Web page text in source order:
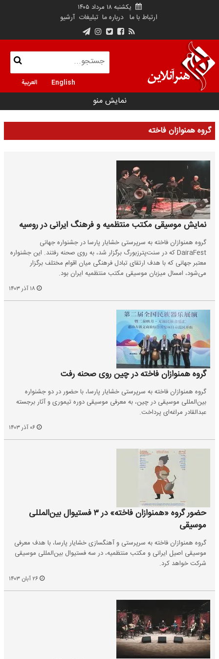
یکشنبه ۱۸ مرداد ۱۴۰۵
ارتباط با ما درباره ما تبلیغات آرشیو
English العربية
نمایش منو
گروه همنوازان فاخته
نمایش موسیقی مکتب منتظمیه و فرهنگ ایرانی در روسیه
گروه همنوازان فاخته به سرپرستی خشایار پارسا در جشنواره جهانی
DairaFest که در سنت‌پترزبورگ برگزار شد، به روی صحنه رفتند. این جشنواره
معتبر جهانی که با هدف ارتقای تبادل فرهنگی میان اقوام مختلف برگزار
می‌شود، امسال میزبان موسیقی مکتب منتظمیه ایران بود.
گروه همنوازان فاخته در چین روی صحنه رفت
گروه همنوازان فاخته به سرپرستی خشایار پارسا، با حضور در دو جشنواره
بین‌المللی موسیقی در چین، به معرفی موسیقی دوره تیموری و آثار برجسته
عبدالقادر مراغه‌ای پرداخت.
حضور گروه «همنوازان فاخته» در ۳ فستیوال بین‌المللی
موسیقی
گروه همنوازان فاخته به سرپرستی و آهنگسازی خشایار پارسا، با هدف معرفی
موسیقی اصیل ایرانی و مکتب منتظمیه، در سه فستیوال بین‌المللی موسیقی
شرکت خواهد کرد.